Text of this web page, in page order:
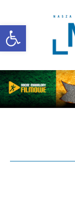
Otwórz pasek narzędzi